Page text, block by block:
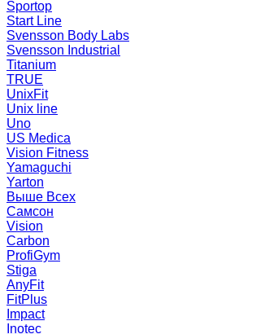
Sportop
Start Line
Svensson Body Labs
Svensson Industrial
Titanium
TRUE
UnixFit
Unix line
Uno
US Medica
Vision Fitness
Yamaguchi
Yarton
Выше Всех
Самсон
Vision
Carbon
ProfiGym
Stiga
AnyFit
FitPlus
Impact
Inotec